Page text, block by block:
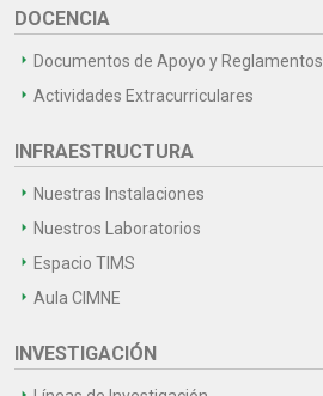
DOCENCIA
Documentos de Apoyo y Reglamentos
Actividades Extracurriculares
INFRAESTRUCTURA
Nuestras Instalaciones
Nuestros Laboratorios
Espacio TIMS
Aula CIMNE
INVESTIGACIÓN